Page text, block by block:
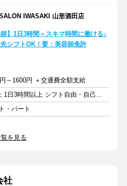
IWASAKI 山形酒田店
師】1日3時間～スキマ時間に働ける♪
シフトOK！要：美容師免許
～1600円 ＋交通費全額支給
週1日以上 1日3時間以上 シフト自由・自己申告
・パート
を見る
社